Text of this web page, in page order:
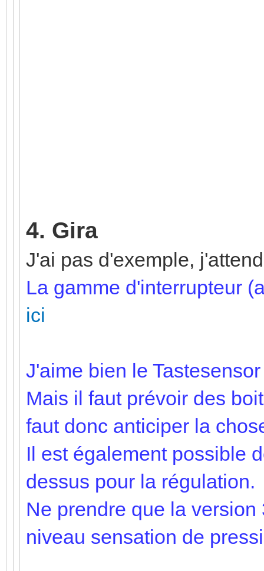
4. Gira
J'ai pas d'exemple,
La gamme d'interrupteur
ici
J'aime bien le
Mais il faut prévoir des
faut donc anticiper la
Il est également possible
dessus pour la régulation.
Ne prendre que la
niveau sensation de